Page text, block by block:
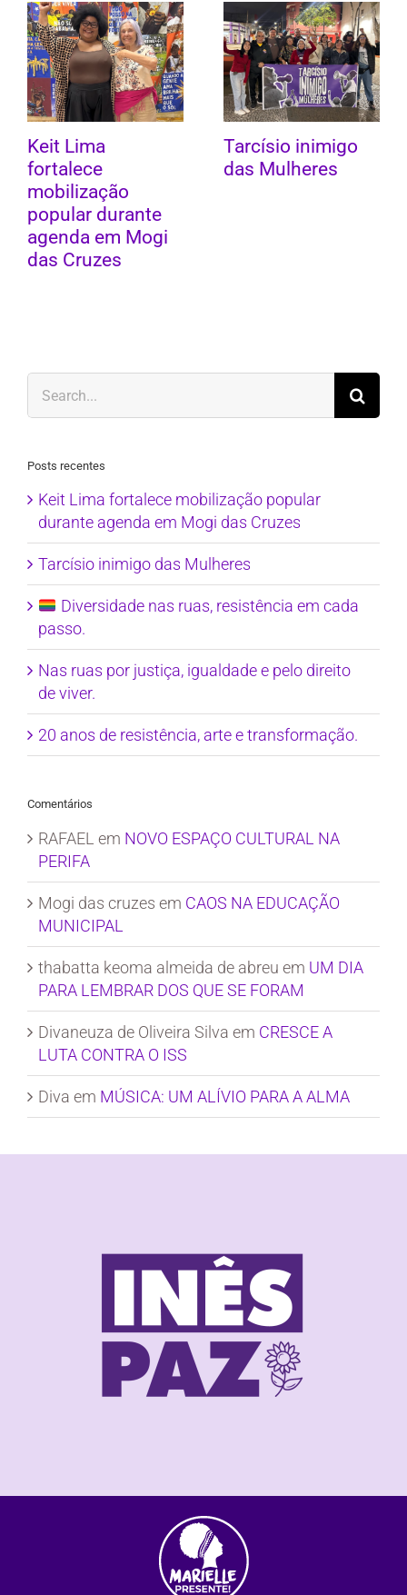
Keit Lima
fortalece
mobilização
popular durante
agenda em Mogi
das Cruzes
Tarcísio inimigo
das Mulheres
for:
Posts recentes
Keit Lima fortalece mobilização popular
durante agenda em Mogi das Cruzes
Tarcísio inimigo das Mulheres
Diversidade nas ruas, resistência em cada
passo.
Nas ruas por justiça, igualdade e pelo direito
de viver.
20 anos de resistência, arte e transformação.
Comentários
RAFAEL em NOVO ESPAÇO CULTURAL NA
PERIFA
Mogi das cruzes em CAOS NA EDUCAÇÃO
MUNICIPAL
thabatta keoma almeida de abreu em UM DIA
PARA LEMBRAR DOS QUE SE FORAM
Divaneuza de Oliveira Silva em CRESCE A
LUTA CONTRA O ISS
Diva em MÚSICA: UM ALÍVIO PARA A ALMA